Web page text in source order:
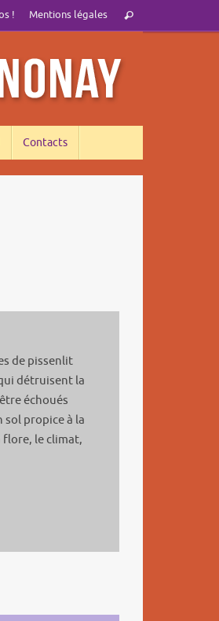
! Mentions légales
pour
Rechercher
Contacts
de pissenlit
détruisent la
échoués
sol propice à la
flore, le climat,